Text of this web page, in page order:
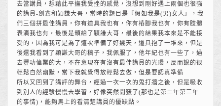
去當講員，想藉此平撫我受挫的感覺，沒想到剛好遇上兩個也很強
的講員-劍鑫和穎謙大哥，當時的題目是『假如我是(男)女人』，我
們三個拼最佳講員，你有道具我也有，你有樁腳我也有，你有肢體
表演我也有，最後是頒給了穎謙大哥，最後的結果我本來是不能接
受的，因為我可是為了這次準備了好幾天，道具抱了一堆來，但是
後還我看到了穎謙大哥的稿子，我佩服了，他年紀也有一些了，過
去豐功偉業的大，不在意現在有沒有最佳講員的光環，反而說的很
輕鬆自然幽默，當下我就覺得放輕鬆去做，但是要認真準備
所以又回到了講評的舞台，經過一次一次的鬼打牆之後，但是吸收
到別人的經驗慢慢去學習，好像突然開竅了(那也是第二年第三年
的事情)，能夠馬上的看清楚講員的優缺點。